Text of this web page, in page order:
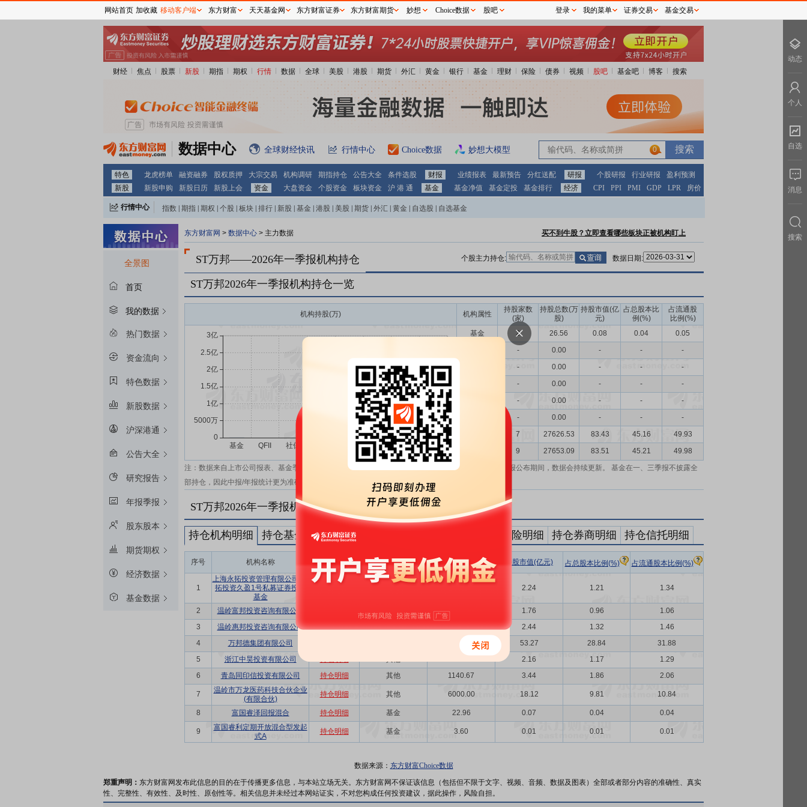
财经 焦点 股票 新股 期指 期权 行情 数据 全球 美股 港股 期货 外汇 黄金 银行 基金 理财 保险 债券 视频 股吧 基金吧 博客 搜索
数据中心 全球财经快讯 行情中心 Choice数据 妙想大模型 0
特色 龙虎榜单 融资融券 股权质押 大宗交易 机构调研 期指持仓 公告大全 条件选股 财报 业绩报表 最新预告 分红送配 研报 个股研报 行业研报
盈利预测
新股
新股申购 新股日历 新股上会 资金 大盘资金 个股资金 板块资金 沪 港 通 基金 基金净值 基金定投 基金排行 经济 CPI PPI PMI GDP LPR 房价
行情中心 指数 期指 期权 个股 板块 排行 新股 基金 港股 美股 期货 外汇 黄金 自选股 自选基金
全景图
首页
我的数据
热门数据
资金流向
特色数据
新股数据
沪深港通
公告大全
研究报告
年报季报
股东股本
期货期权
经济数据
基金数据
东方财富网 > 数据中心 > 主力数据 买不到牛股？立即查看哪些板块正被机构盯上
ST万邦——2026年一季报机构持仓 个股主力持仓: 数据日期:
ST万邦2026年一季报机构持仓一览
机构持股(万) 机构属性
持股家数
(家)
持股总数(万
股)
持股市值(亿
元)
占总股本比
例(%)
占流通股
比例(%)
基金
2 26.56 0.08 0.04
0.05
- 0.00 - -
-
- 0.00 - -
-
- 0.00 - -
-
- 0.00 - -
-
- 0.00 - -
-
7 27626.53 83.43 45.16
49.93
9 27653.09 83.51 45.21
49.98
注：数据来自上市公司报表、基金季报、半年报和基金年报；在上市公司报表、基金季报、半年报和年报公布期间，数据会持续更新。 基金在一、三季报不披露全
部持仓，因此中报/年报统计更为准确。
ST万邦2026年一季报机构持仓明细
持仓机构明细 持仓基金明细 持仓QFII明细 持仓保险明细 持仓券商明细 持仓信托明细
序号 机构名称 相关链接 机构属性 持股总数(万股) 持股市值(亿元) 占总股本比例(%) 占流通股本比例(%)
1
上海永拓投资管理有限公司-永
拓投资久盈1号私募证券投资
基金
2.24 1.21 1.34
2 温岭富邦投资咨询有限公司 其他 1.76 0.96
1.06
3
温岭惠邦投资咨询有限公司 持仓明细 其他 806.55 2.44 1.32
1.46
4
万邦德集团有限公司 17638.74 53.27 28.84
31.88
5
浙江中昊投资有限公司 2.16 1.17
1.29
6
青岛同印信投资有限公司 持仓明细 其他 1140.67 3.44 1.86 2.06
7
温岭市万龙医药科技合伙企业
(有限合伙)
持仓明细 其他 6000.00 18.12 9.81 10.84
8 富国睿泽回报混合 持仓明细 基金 22.96 0.07 0.04 0.04
9
富国睿利定期开放混合型发起
式A
持仓明细 基金 3.60 0.01 0.01 0.01
数据来源： 东方财富Choice数据
郑重声明： 东方财富网发布此信息的目的在于传播更多信息，与本站立场无关。东方财富网不保证该信息（包括但不限于文字、视频、音频、数据及图表）全部或者部分内容的准确性、真实
性、完整性、有效性、及时性、原创性等。相关信息并未经过本网站证实，不对您构成任何投资建议，据此操作，风险自担。
网站首页 加收藏 移动客户端 东方财富 天天基金网 东方财富证券 东方财富期货 妙想 Choice数据 股吧 登录 我的菜单 证券交易 基金交易
动态
个人
自选
消息
搜索